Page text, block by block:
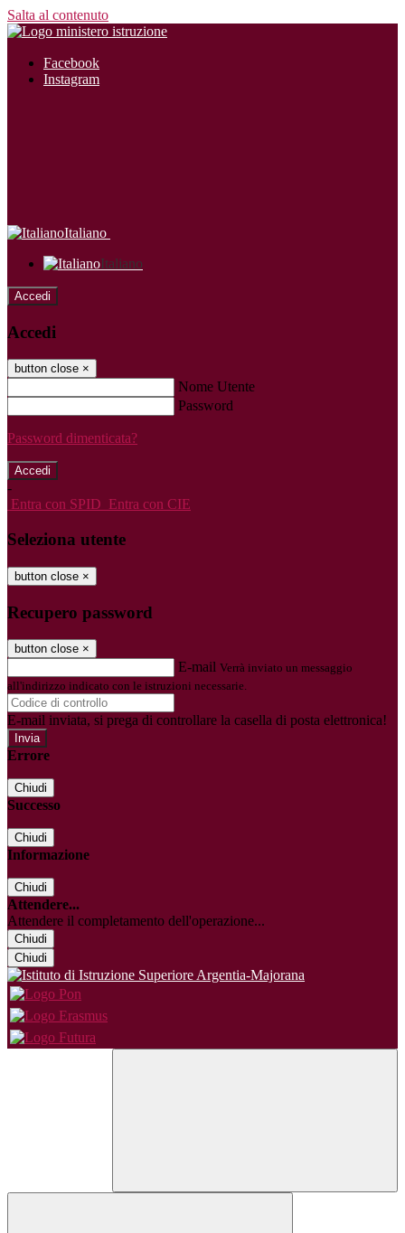
Salta al contenuto
Facebook
Instagram
Italiano
Italiano
Accedi
Accedi
button close ×
Nome Utente
Password
Password dimenticata?
-
Entra con SPID Entra con CIE
Seleziona utente
button close ×
Recupero password
button close ×
E-mail Verrà inviato un messaggio
all'indirizzo indicato con le istruzioni necessarie.
E-mail inviata, si prega di controllare la casella di posta elettronica!
Errore
Chiudi
Successo
Chiudi
Informazione
Chiudi
Attendere...
Attendere il completamento dell'operazione...
Chiudi
Chiudi